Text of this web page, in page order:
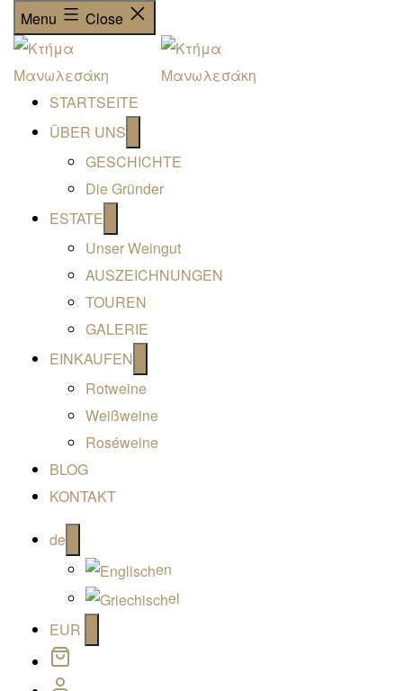
Menu Close
STARTSEITE
ÜBER UNS
menu
GESCHICHTE
Die Gründer
ESTATE
menu
Unser Weingut
AUSZEICHNUNGEN
TOUREN
GALERIE
EINKAUFEN
menu
Rotweine
Weißweine
Roséweine
BLOG
KONTAKT
de
menu
en
el
EUR